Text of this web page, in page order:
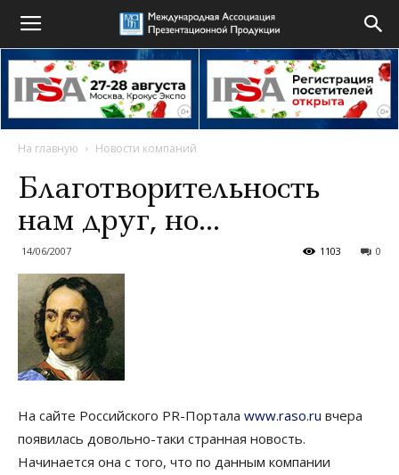
На главную Новости компаний
Благотворительность
нам друг, но…
14/06/2007 0
1103
На сайте Российского PR-Портала www.raso.ru вчера
появилась довольно-таки странная новость.
Начинается она с того, что по данным компании